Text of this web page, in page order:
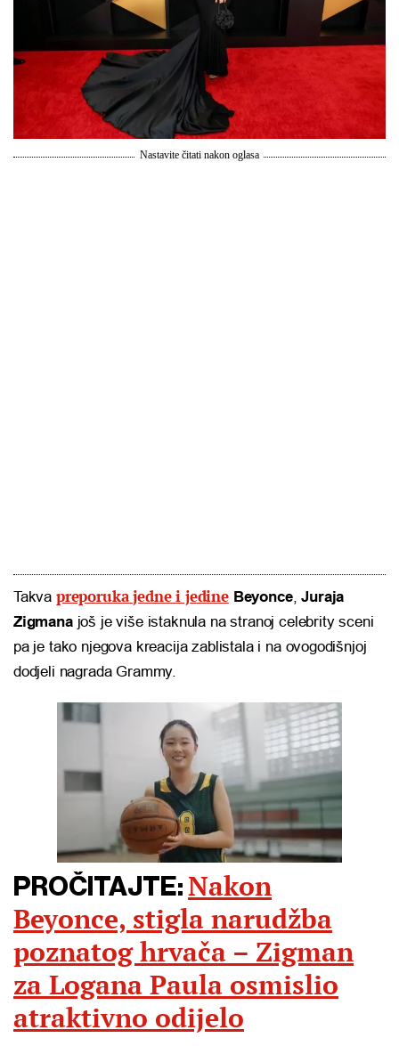
Nastavite čitati nakon oglasa
Takva preporuka jedne i jedine Beyonce, Juraja
Zigmanajoš je više istaknula na stranoj celebrity sceni
pa je tako njegova kreacija zablistala i na ovogodišnjoj
dodjeli nagrada Grammy.
PROČITAJTE: Nakon
Beyonce, stigla narudžba
poznatog hrvača – Zigman
za Logana Paula osmislio
atraktivno odijelo